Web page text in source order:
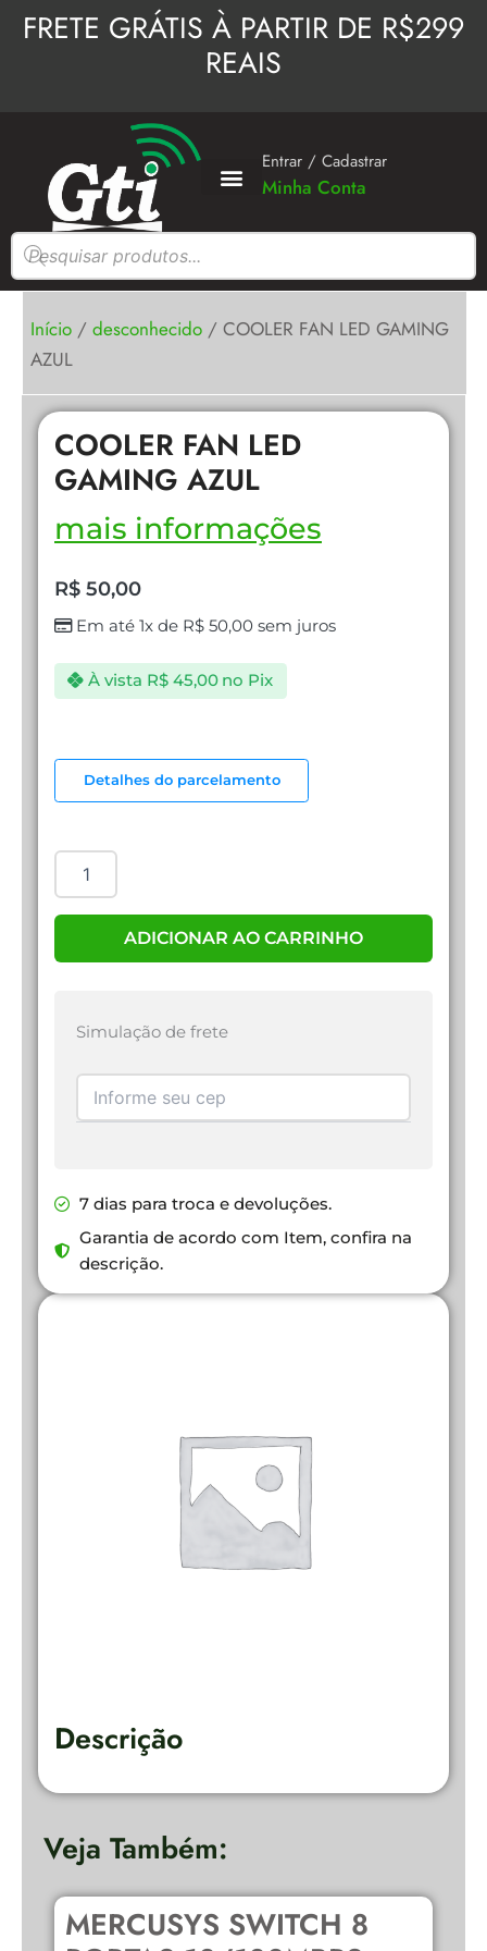
paraFRETE GRÁTIS À PARTIR DE R$299
REAIS
Entrar / Cadastrar
Minha Conta
Pesquisar
produtos
Início / desconhecido / COOLER FAN LED GAMING
AZUL
Descrição
COOLER FAN LED
GAMING AZUL
mais informações
R$ 50,00
Em até 1x de R$50,00sem juros
À vista R$45,00 no Pix
Detalhes do parcelamento
FAN
LED
ADICIONAR AO CARRINHO
Simulação de frete
7 dias para troca e devoluções.
Garantia de acordo com Item, confira na
descrição.
Veja Também:
MERCUSYS SWITCH 8